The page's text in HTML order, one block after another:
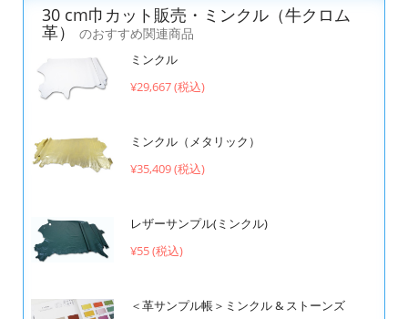
30 cm巾カット販売・ミンクル（牛クロム
革）
のおすすめ関連商品
ミンクル
¥29,667 (税込)
ミンクル（メタリック）
¥35,409 (税込)
レザーサンプル(ミンクル)
¥55 (税込)
＜革サンプル帳＞ミンクル & ストーンズ